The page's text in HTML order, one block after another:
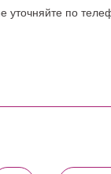
уточняйте по